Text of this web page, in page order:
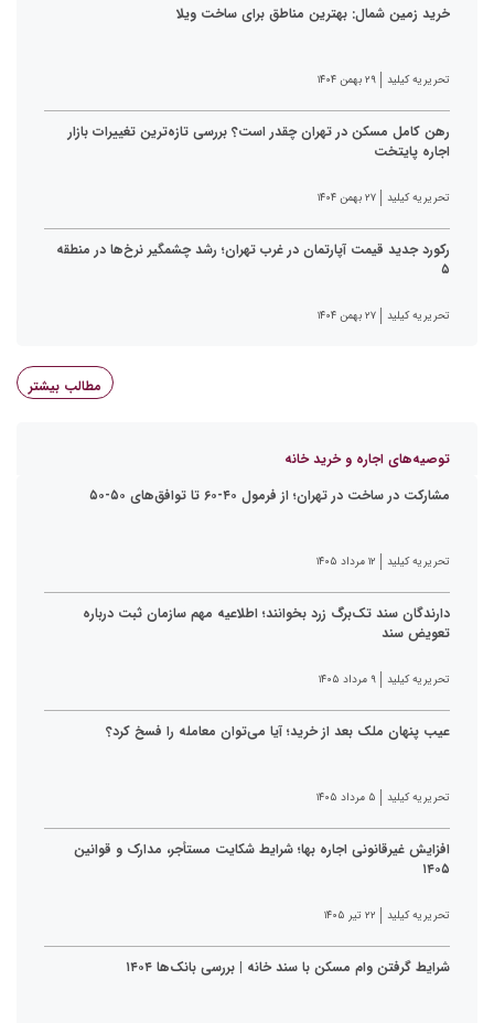
خرید زمین شمال: بهترین مناطق برای ساخت ویلا
تحریریه کیلید ۲۹ بهمن ۱۴۰۴
رهن کامل مسکن در تهران چقدر است؟ بررسی تازه‌ترین تغییرات بازار
اجاره پایتخت
تحریریه کیلید ۲۷ بهمن ۱۴۰۴
رکورد جدید قیمت آپارتمان در غرب تهران؛ رشد چشمگیر نرخ‌ها در منطقه
۵
تحریریه کیلید ۲۷ بهمن ۱۴۰۴
مطالب بیشتر
توصیه‌های اجاره و خرید خانه
مشارکت در ساخت در تهران؛ از فرمول ۴۰-۶۰ تا توافق‌های ۵۰-۵۰
تحریریه کیلید ۱۲ مرداد ۱۴۰۵
دارندگان سند تک‌برگ زرد بخوانند؛ اطلاعیه مهم سازمان ثبت درباره
تعویض سند
تحریریه کیلید ۹ مرداد ۱۴۰۵
عیب پنهان ملک بعد از خرید؛ آیا می‌توان معامله را فسخ کرد؟
تحریریه کیلید ۵ مرداد ۱۴۰۵
افزایش غیرقانونی اجاره بها؛ شرایط شکایت مستأجر، مدارک و قوانین
۱۴۰۵
تحریریه کیلید ۲۲ تیر ۱۴۰۵
شرایط گرفتن وام مسکن با سند خانه | بررسی بانک‌ها ۱۴۰۴